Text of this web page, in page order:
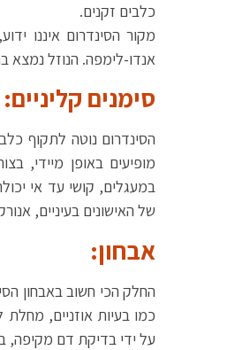
כלבים זקנים.
מקור הסינדרום איננו
אנדו-לימפה. הנוזל נמצא
סימנים קליניים:
מופיעים באופן מיידי,
במעגלים, קושי עד אי
של האישונים בעיניים,
אבחון:
החלק הכי חשוב באבחון
כמו בעיות אוזניים,
על ידי בדיקת דם מקיפה,